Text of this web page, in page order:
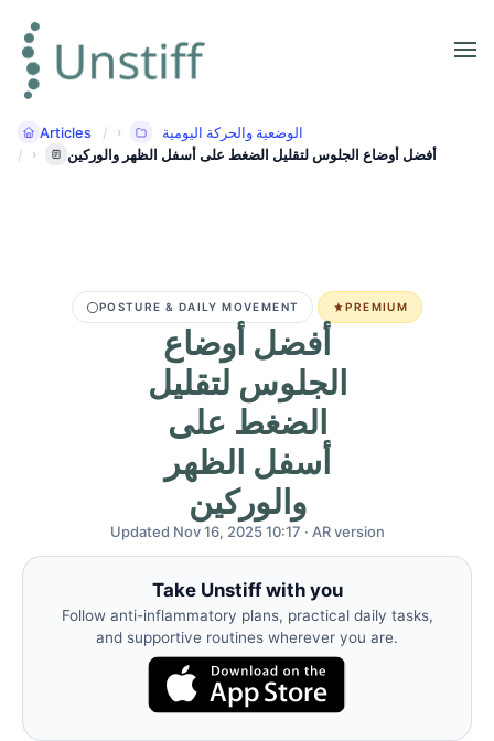
Articles
الوضعية والحركة اليومية
أفضل أوضاع الجلوس لتقليل الضغط على أسفل الظهر والوركين
POSTURE & DAILY MOVEMENT PREMIUM
أفضل أوضاع
الجلوس لتقليل
الضغط على
أسفل الظهر
والوركين
Updated Nov 16, 2025 10:17 · AR version
Take Unstiff with you
Follow anti-inflammatory plans, practical daily tasks,
and supportive routines wherever you are.